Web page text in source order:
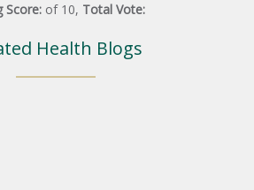
Score: of 10, Total Vote:
Health Blogs